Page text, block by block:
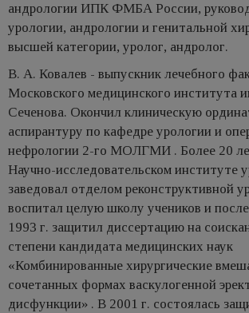
андрологии ИПК ФМБА России,
урологии, андрологии и генитальной
высшей категории, уролог, андролог.
В. А. Ковалев - выпускник лечебного
Московского медицинского института
Сеченова. Окончил клиническую
аспирантуру по кафедре урологии и
нефрологии 2-го МОЛГМИ . Более 20
Научно-исследовательском институте
заведовал отделом реконструктивной
воспитал целую школу учеников и
1993 г. защитил диссертацию на
степени кандидата медицинских наук
«Комбинированные хирургические
сочетанных формах васкулогенной
дисфункции» . В 2001 г. состоялась